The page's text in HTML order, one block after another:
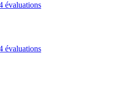
évaluations
évaluations